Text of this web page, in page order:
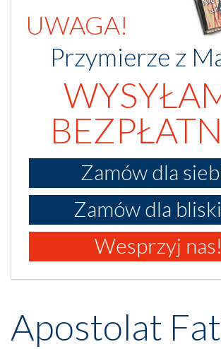
UWAGA!
Przymierze z
Zamów dla
Zamów dla
Wesprzyj nas!
Apostolat